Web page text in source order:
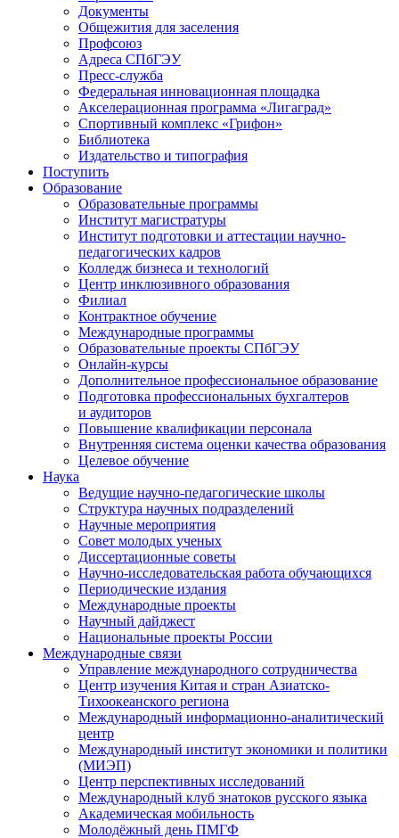
Документы
Общежития для заселения
Профсоюз
Адреса СПбГЭУ
Пресс-служба
Федеральная инновационная площадка
Акселерационная программа «Лигаград»­­
Спортивный комплекс «Грифон»
Библиотека
Издательство и типография
Поступить
Образование
Образовательные программы
Институт магистратуры
Институт подготовки и аттестации научно-
педагогических кадров
Колледж бизнеса и технологий
Центр инклюзивного образования
Филиал
Контрактное обучение
Международные программы
Образовательные проекты СПбГЭУ
Онлайн-курсы
Дополнительное профессиональное образование
Подготовка профессиональных бухгалтеров
и аудиторов
Повышение квалификации персонала
Внутренняя система оценки качества образования
Целевое обучение
Наука
Ведущие научно-педагогические школы
Структура научных подразделений
Научные мероприятия
Совет молодых ученых
Диссертационные советы
Научно-исследовательская работа обучающихся
Периодические издания
Международные проекты
Научный дайджест
Национальные проекты России
Международные связи
Управление международного сотрудничества
Центр изучения Китая и стран Азиатско-
Тихоокеанского региона
Международный информационно-аналитический
центр
Международный институт экономики и политики
(МИЭП)
Центр перспективных исследований
Международный клуб знатоков русского языка
Академическая мобильность
Молодёжный день ПМГФ